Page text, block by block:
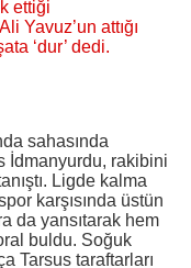
ettiği
Yavuz’un attığı
‘dur’ dedi.
sahasında
İdmanyurdu, rakibini
Ligde kalma
karşısında üstün
da yansıtarak hem
buldu. Soğuk
Tarsus taraftarları